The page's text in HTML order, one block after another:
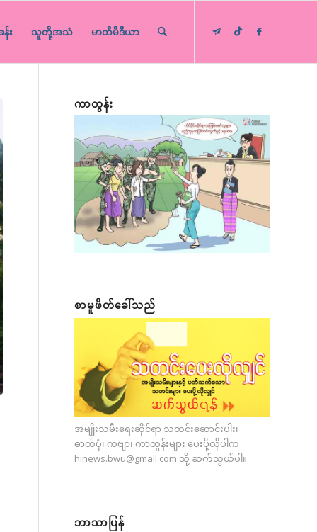
န်း သူတို့အသံ မာတီမီဒီယာ
ကာတွန်း
စာမူဖိတ်ခေါ်သည်
အမျိုးသမီးရေးဆိုင်ရာ သတင်းဆောင်းပါး၊
ဓာတ်ပုံ၊ ကဗျာ၊ ကာတွန်းများ ပေးပို့လိုပါက
hinews.bwu@gmail.com သို့ ဆက်သွယ်ပါ။
ဘာသာပြန်